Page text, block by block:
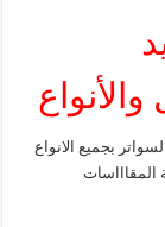
بجميع الانواع